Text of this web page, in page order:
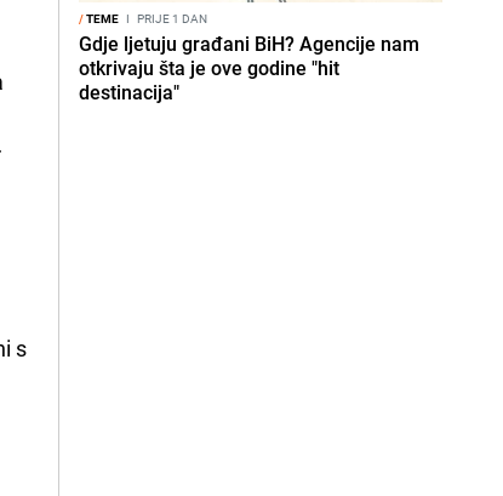
s
/TEME I PRIJE 1 DAN
Gdje ljetuju građani BiH? Agencije nam
otkrivaju šta je ove godine "hit
destinacija"